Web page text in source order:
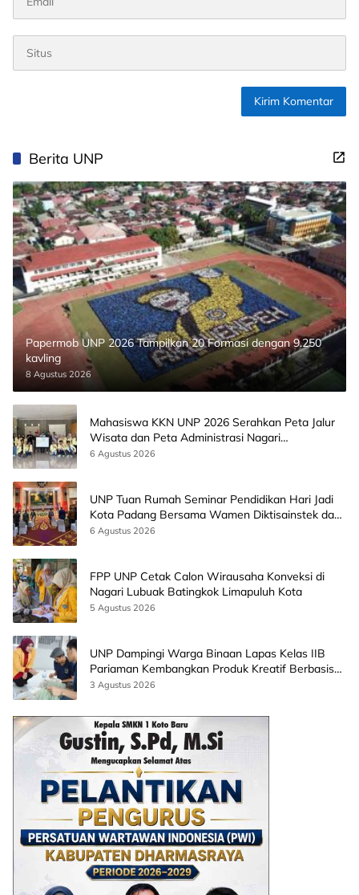
Berita UNP
Papermob UNP 2026 Tampilkan 20 Formasi dengan 9.250
kavling
8 Agustus 2026
Mahasiswa KKN UNP 2026 Serahkan Peta Jalur
Wisata dan Peta Administrasi Nagari
Paninggahan
6 Agustus 2026
UNP Tuan Rumah Seminar Pendidikan Hari Jadi
Kota Padang Bersama Wamen Diktisainstek dan
CEO EMGS Malaysia
6 Agustus 2026
FPP UNP Cetak Calon Wirausaha Konveksi di
Nagari Lubuak Batingkok Limapuluh Kota
5 Agustus 2026
UNP Dampingi Warga Binaan Lapas Kelas IIB
Pariaman Kembangkan Produk Kreatif Berbasis
AI
3 Agustus 2026